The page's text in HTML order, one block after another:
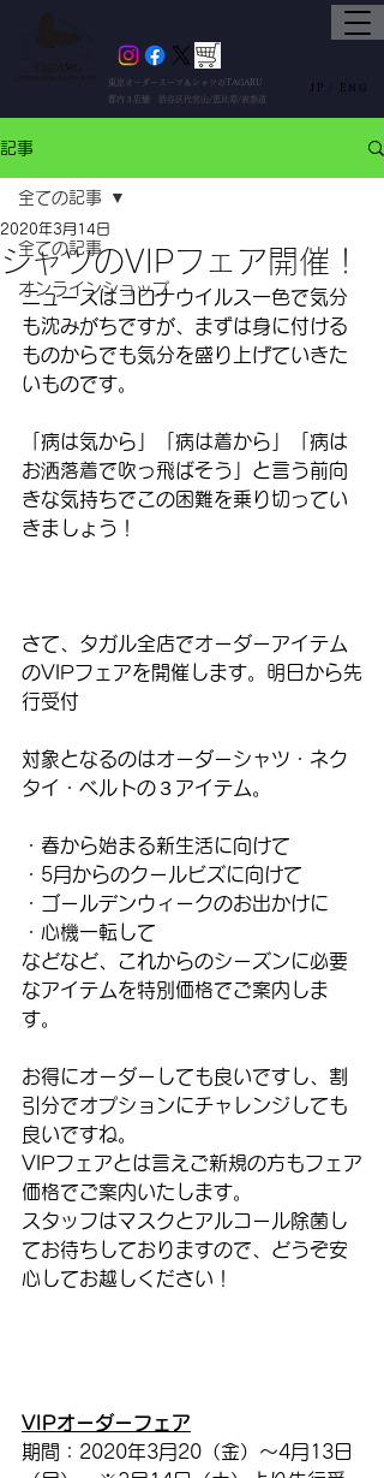
東京オーダースーツ＆シャツのTAGARU
都内３店舗 渋谷区代官山/恵比寿/表参道
ENG
JP /
記事
全ての記事
オンラインショップ
全ての記事
シャツのVIPフェア開催！
2020年3月14日
ニュースはコロナウイルス一色で気分
も沈みがちですが、まずは身に付ける
ものからでも気分を盛り上げていきた
いものです。
「病は気から」「病は着から」「病は
お洒落着で吹っ飛ばそう」と言う前向
きな気持ちでこの困難を乗り切ってい
きましょう！
さて、タガル全店でオーダーアイテム
のVIPフェアを開催します。明日から先
行受付
対象となるのはオーダーシャツ・ネク
タイ・ベルトの３アイテム。
・春から始まる新生活に向けて
・5月からのクールビズに向けて
・ゴールデンウィークのお出かけに
・心機一転して
などなど、これからのシーズンに必要
なアイテムを特別価格でご案内しま
す。
お得にオーダーしても良いですし、割
引分でオプションにチャレンジしても
良いですね。
VIPフェアとは言えご新規の方もフェア
価格でご案内いたします。
スタッフはマスクとアルコール除菌し
てお待ちしておりますので、どうぞ安
心してお越しください！
VIPオーダーフェア
期間：2020年3月20（金）〜4月13日